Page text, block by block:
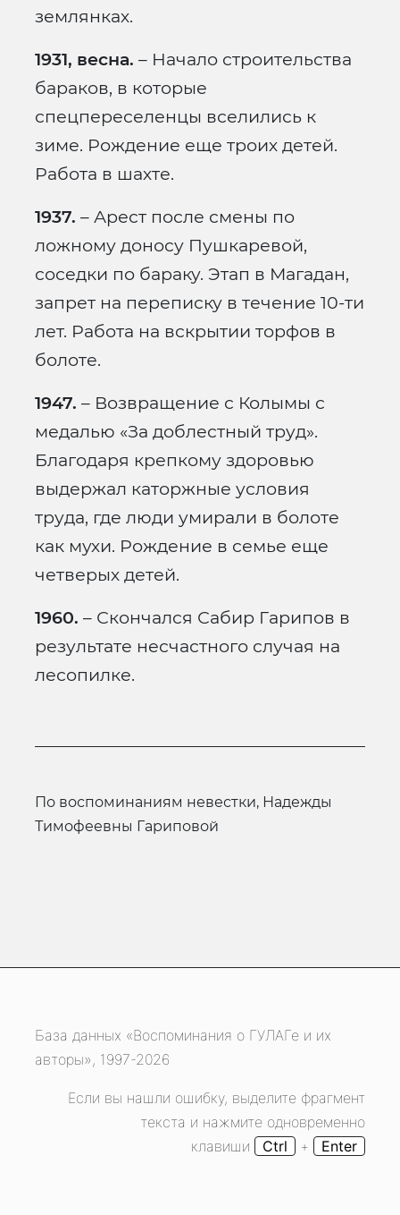
землянках.
1931, весна. – Начало строительства
бараков, в которые
спецпереселенцы вселились к
зиме. Рождение еще троих детей.
Работа в шахте.
1937. – Арест после смены по
ложному доносу Пушкаревой,
соседки по бараку. Этап в Магадан,
запрет на переписку в течение 10-ти
лет. Работа на вскрытии торфов в
болоте.
1947. – Возвращение с Колымы с
медалью «За доблестный труд».
Благодаря крепкому здоровью
выдержал каторжные условия
труда, где люди умирали в болоте
как мухи. Рождение в семье еще
четверых детей.
1960. – Скончался Сабир Гарипов в
результате несчастного случая на
лесопилке.
по воспоминаниям невестки, Надежды
Тимофеевны Гариповой
База данных «Воспоминания о ГУЛАГе и их
авторы», 1997-2026
Если вы нашли ошибку, выделите фрагмент
текста и нажмите одновременно
клавиши
Ctrl + Enter